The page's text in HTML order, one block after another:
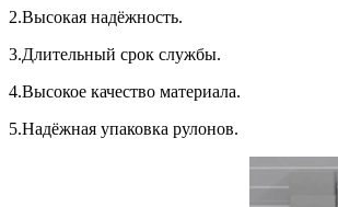
2.Высокая надёжность.
3.Длительный срок службы.
4.Высокое качество материала.
5.Надёжная упаковка рулонов.